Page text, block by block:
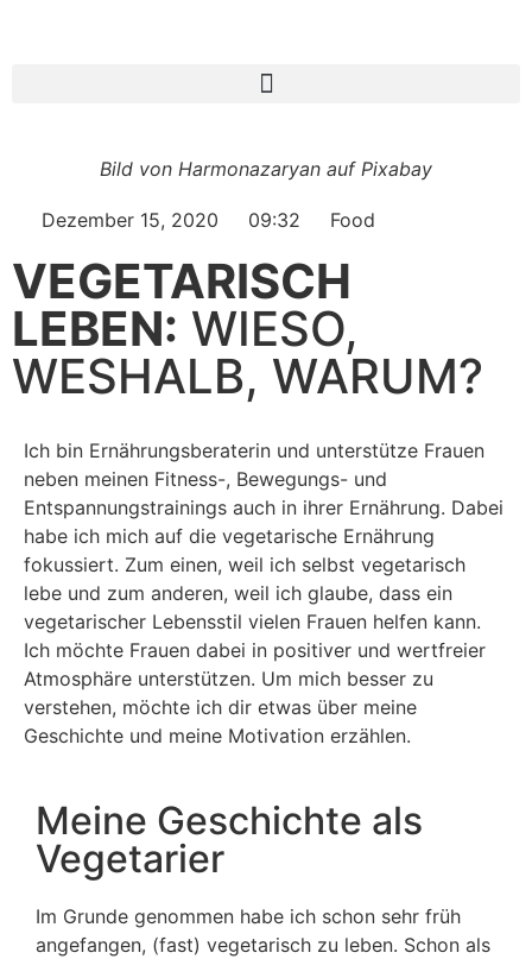
Bild von Harmonazaryan auf Pixabay
Dezember 15, 2020 09:32 Food
VEGETARISCH
LEBEN: WIESO,
WESHALB, WARUM?
Ich bin Ernährungsberaterin und unterstütze Frauen
neben meinen Fitness-, Bewegungs- und
Entspannungstrainings auch in ihrer Ernährung. Dabei
habe ich mich auf die vegetarische Ernährung
fokussiert. Zum einen, weil ich selbst vegetarisch
lebe und zum anderen, weil ich glaube, dass ein
vegetarischer Lebensstil vielen Frauen helfen kann.
Ich möchte Frauen dabei in positiver und wertfreier
Atmosphäre unterstützen. Um mich besser zu
verstehen, möchte ich dir etwas über meine
Geschichte und meine Motivation erzählen.
Meine Geschichte als
Vegetarier
Im Grunde genommen habe ich schon sehr früh
angefangen, (fast) vegetarisch zu leben. Schon als